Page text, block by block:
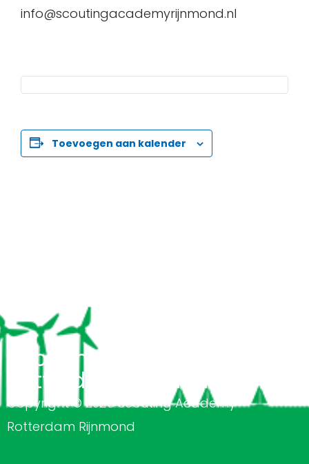
info@scoutingacademyrijnmond.nl
Toevoegen aan kalender
Scouting Academy
Rotterdam Rijnmond
Copyright © 2026 Scouting Academy
Rotterdam Rijnmond